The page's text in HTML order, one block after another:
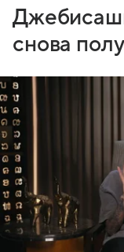
снова